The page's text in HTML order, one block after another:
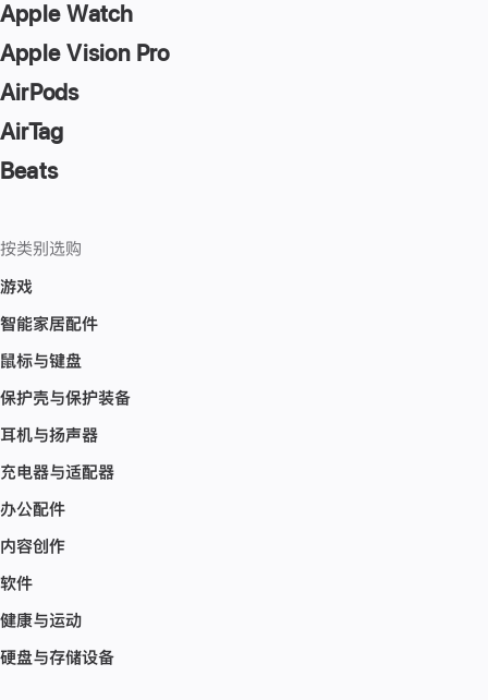
Apple Watch
Apple Vision Pro
AirPods
AirTag
Beats
按类别选购
游戏
智能家居配件
鼠标与键盘
保护壳与保护装备
耳机与扬声器
充电器与适配器
办公配件
内容创作
软件
健康与运动
硬盘与存储设备